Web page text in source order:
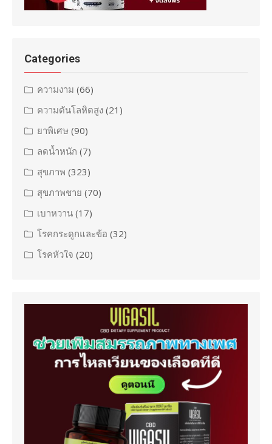
Categories
ความงาม (66)
ความดันโลหิตสูง (21)
ยาพิเศษ (90)
ลดน้ำหนัก (7)
สุขภาพ (323)
สุขภาพชาย (70)
เบาหวาน (17)
โรคกระดูกและข้อ (32)
โรคหัวใจ (20)